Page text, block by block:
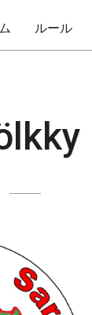
ルール